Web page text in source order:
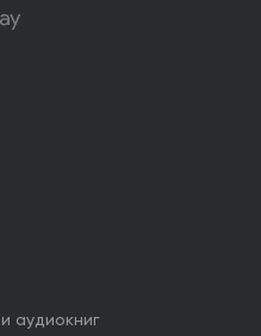
аудиокниг